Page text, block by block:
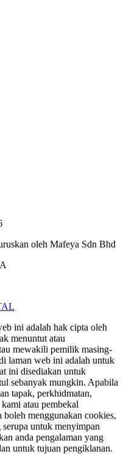
oleh Mafeya Sdn Bhd
ini adalah hak cipta oleh
menuntut atau
mewakili pemilik masing-
laman web ini adalah untuk
ini disediakan untuk
sebanyak mungkin. Apabila
tapak, perkhidmatan,
atau pembekal
menggunakan cookies,
untuk menyimpan
anda pengalaman yang
untuk tujuan pengiklanan.